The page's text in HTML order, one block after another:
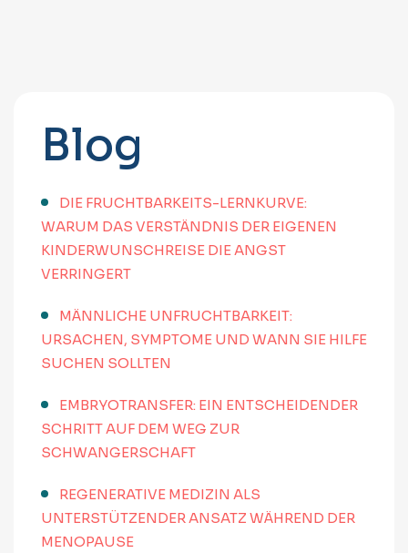
Blog
DIE FRUCHTBARKEITS-LERNKURVE:
WARUM DAS VERSTÄNDNIS DER EIGENEN
KINDERWUNSCHREISE DIE ANGST
VERRINGERT
MÄNNLICHE UNFRUCHTBARKEIT:
URSACHEN, SYMPTOME UND WANN SIE HILFE
SUCHEN SOLLTEN
EMBRYOTRANSFER: EIN ENTSCHEIDENDER
SCHRITT AUF DEM WEG ZUR
SCHWANGERSCHAFT
REGENERATIVE MEDIZIN ALS
UNTERSTÜTZENDER ANSATZ WÄHREND DER
MENOPAUSE